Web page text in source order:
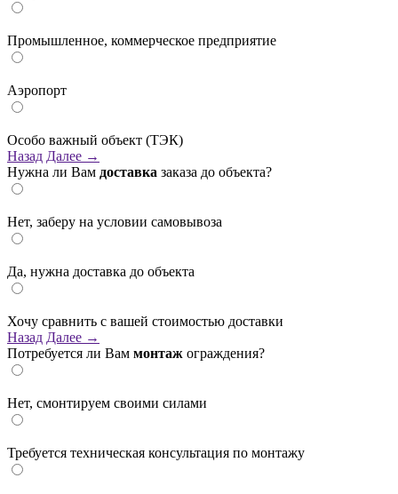
Промышленное, коммерческое предприятие
Аэропорт
Особо важный объект (ТЭК)
Назад Далее →
Нужна ли Вам доставка заказа до объекта?
Нет, заберу на условии самовывоза
Да, нужна доставка до объекта
Хочу сравнить с вашей стоимостью доставки
Назад Далее →
Потребуется ли Вам монтаж ограждения?
Нет, смонтируем своими силами
Требуется техническая консультация по монтажу